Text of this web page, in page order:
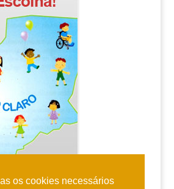
os cookies necessários